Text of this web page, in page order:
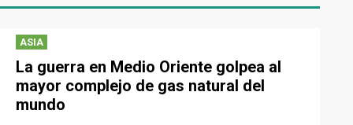
ASIA
La guerra en Medio Oriente golpea al
mayor complejo de gas natural del
mundo